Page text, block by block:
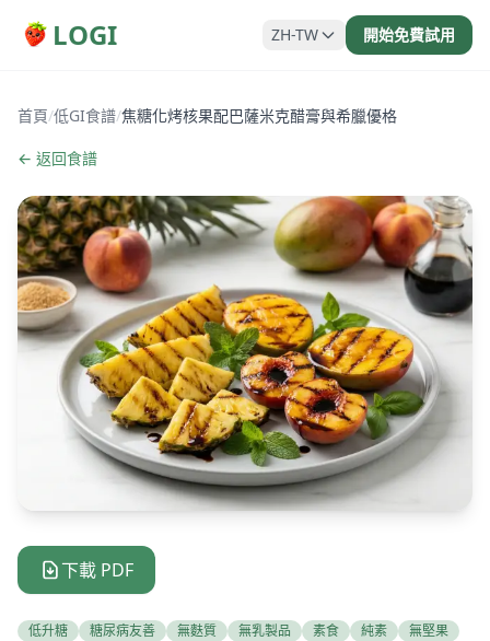
LOGI ZH-TW 開始免費試用
首頁/低GI食譜/焦糖化烤核果配巴薩米克醋膏與希臘優格
← 返回食譜
下載 PDF
低升糖 糖尿病友善 無麩質 無乳製品 素食 純素
無堅果